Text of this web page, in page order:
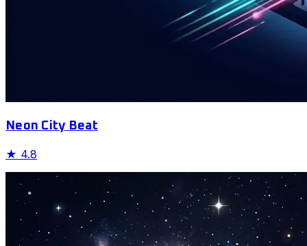
Neon City Beat
★ 4.8